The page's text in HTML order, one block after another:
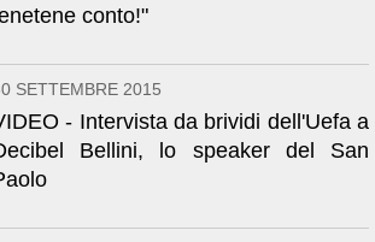
conto!"
SETTEMBRE 2015
- Intervista da brividi dell'Uefa a
Bellini, lo speaker del San